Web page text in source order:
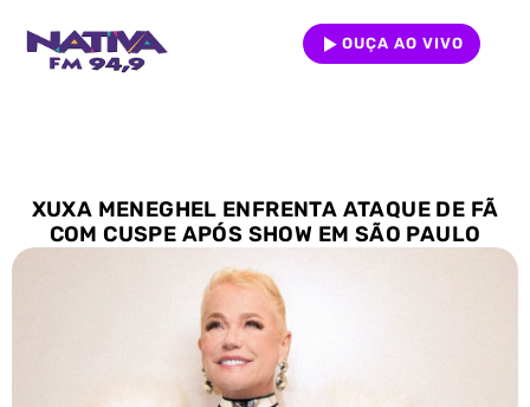
OUÇA AO VIVO
XUXA MENEGHEL ENFRENTA ATAQUE DE FÃ
COM CUSPE APÓS SHOW EM SÃO PAULO